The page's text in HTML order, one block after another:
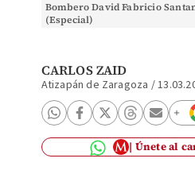
Bombero David Fabricio
(Especial)
CARLOS ZAID
Atizapán de Zaragoza /
Únete al